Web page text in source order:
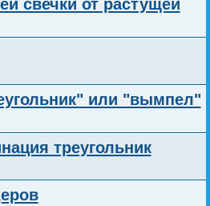
свечки от растущей
или "вымпел"
треугольник